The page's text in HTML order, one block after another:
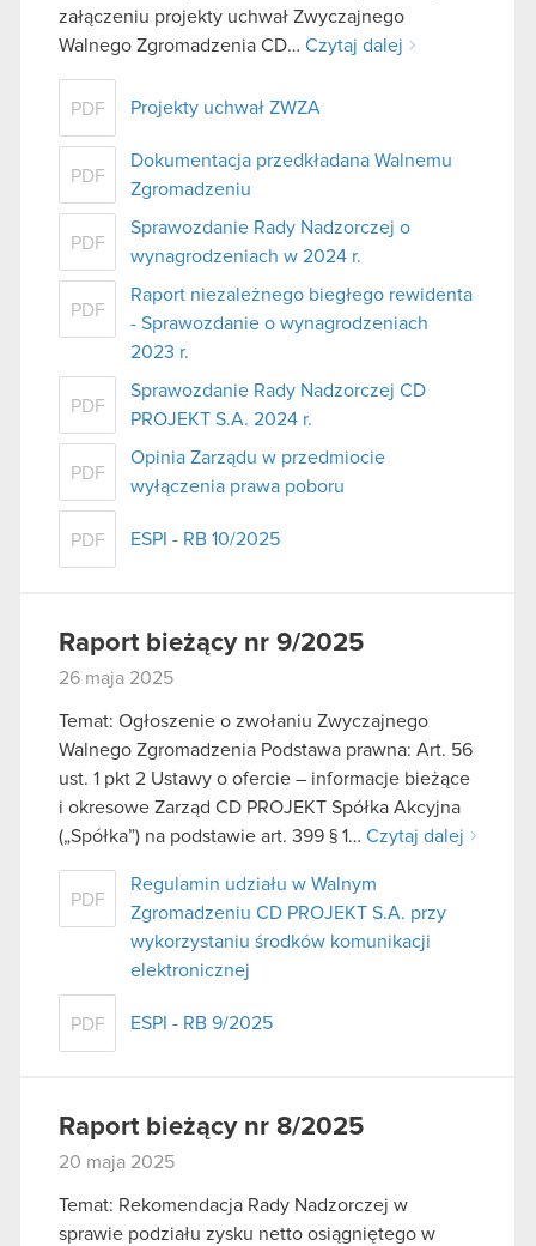
załączeniu projekty uchwał Zwyczajnego
Walnego Zgromadzenia CD… Czytaj dalej
PDF Projekty uchwał ZWZA
PDF
Dokumentacja przedkładana Walnemu
Zgromadzeniu
PDF
Sprawozdanie Rady Nadzorczej o
wynagrodzeniach w 2024 r.
PDF
Raport niezależnego biegłego rewidenta
- Sprawozdanie o wynagrodzeniach
2023 r.
PDF
Sprawozdanie Rady Nadzorczej CD
PROJEKT S.A. 2024 r.
PDF
Opinia Zarządu w przedmiocie
wyłączenia prawa poboru
PDF ESPI - RB 10/2025
Raport bieżący nr 9/2025
26 maja 2025
Temat: Ogłoszenie o zwołaniu Zwyczajnego
Walnego Zgromadzenia Podstawa prawna: Art. 56
ust. 1 pkt 2 Ustawy o ofercie – informacje bieżące
i okresowe Zarząd CD PROJEKT Spółka Akcyjna
(„Spółka”) na podstawie art. 399 § 1… Czytaj dalej
PDF
Regulamin udziału w Walnym
Zgromadzeniu CD PROJEKT S.A. przy
wykorzystaniu środków komunikacji
elektronicznej
PDF ESPI - RB 9/2025
Raport bieżący nr 8/2025
20 maja 2025
Temat: Rekomendacja Rady Nadzorczej w
sprawie podziału zysku netto osiągniętego w